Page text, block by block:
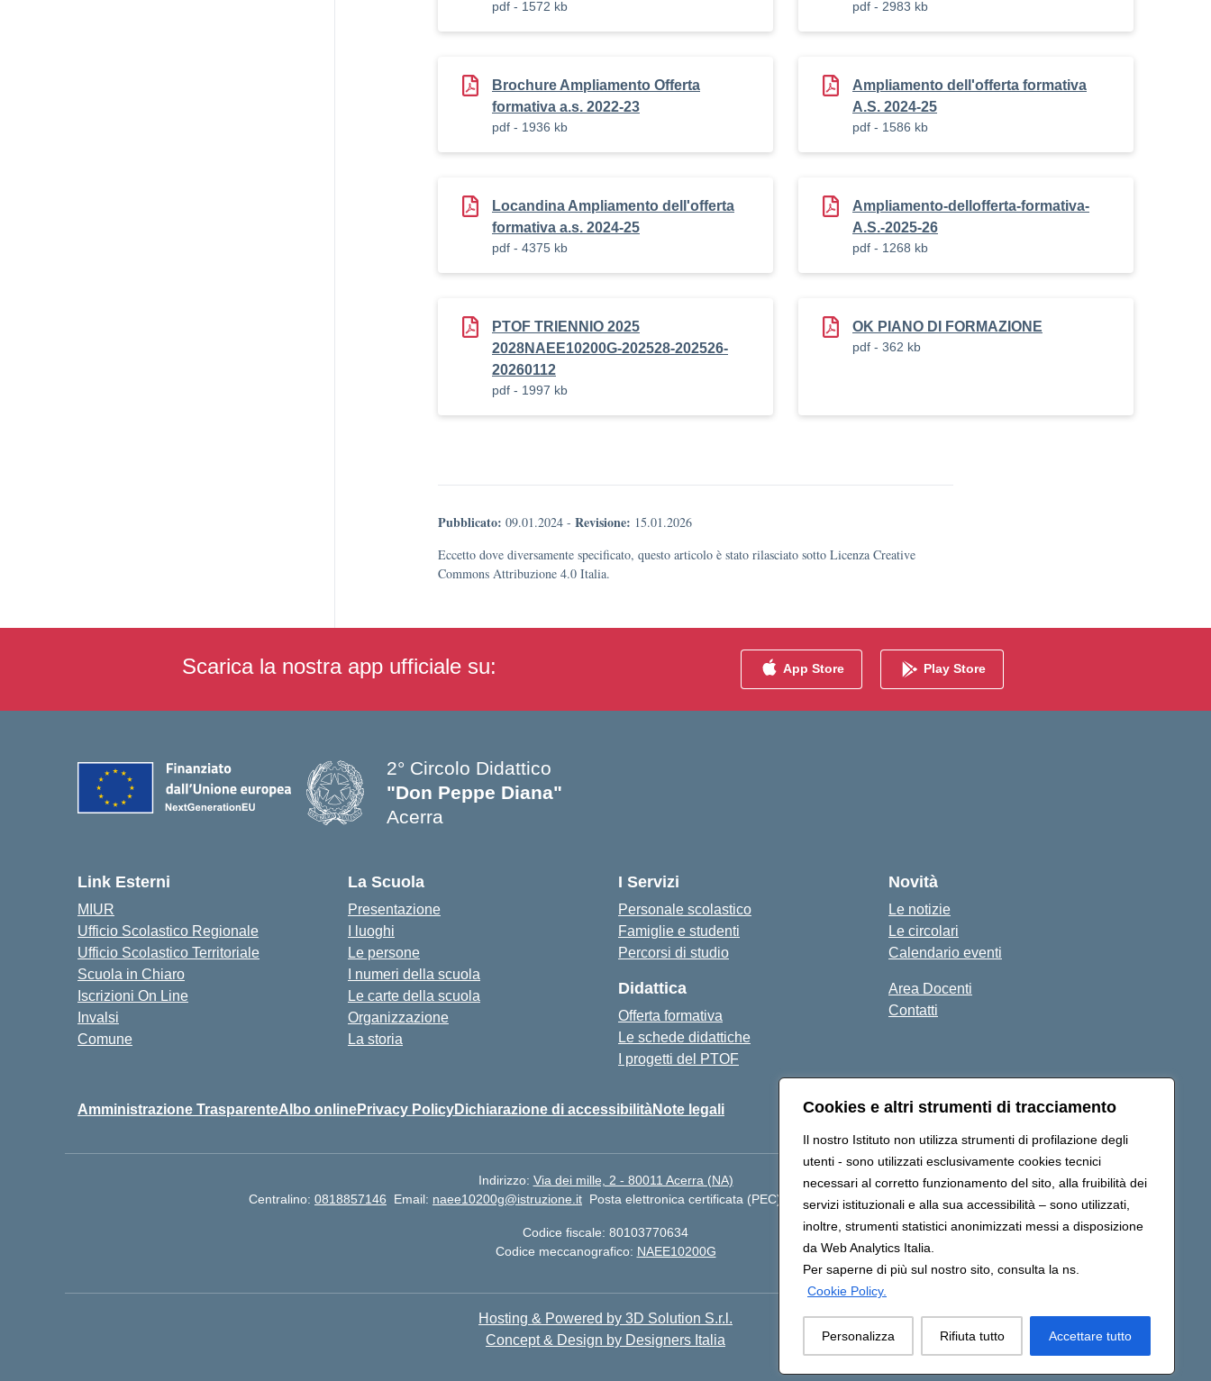
Cookies e altri strumenti di tracciamento
Il nostro Istituto non utilizza strumenti di profilazione degli
utenti - sono utilizzati esclusivamente cookies tecnici
necessari al corretto funzionamento del sito, alla fruibilità dei
servizi istituzionali e alla sua accessibilità – sono utilizzati,
inoltre, strumenti statistici anonimizzati messi a disposizione
da Web Analytics Italia.
Per saperne di più sul nostro sito, consulta la ns.
Cookie Policy.
Personalizza Rifiuta tutto Accettare tutto
pdf - 1572 kb pdf - 2983 kb
Brochure Ampliamento Offerta
formativa a.s. 2022-23
pdf - 1936 kb
Ampliamento dell'offerta formativa
A.S. 2024-25
pdf - 1586 kb
Locandina Ampliamento dell'offerta
formativa a.s. 2024-25
pdf - 4375 kb
Ampliamento-dellofferta-formativa-
A.S.-2025-26
pdf - 1268 kb
PTOF TRIENNIO 2025
2028NAEE10200G-202528-202526-
20260112
pdf - 1997 kb
OK PIANO DI FORMAZIONE
pdf - 362 kb
Pubblicato: 09.01.2024 - Revisione: 15.01.2026
Eccetto dove diversamente specificato, questo articolo è stato rilasciato sotto Licenza Creative
Commons Attribuzione 4.0 Italia.
Scarica la nostra app ufficiale su: App Store Play Store
2° Circolo Didattico
"Don Peppe Diana"
Acerra
Link Esterni
MIUR
Ufficio Scolastico Regionale
Ufficio Scolastico Territoriale
Scuola in Chiaro
Iscrizioni On Line
Invalsi
Comune
La Scuola
Presentazione
I luoghi
Le persone
I numeri della scuola
Le carte della scuola
Organizzazione
La storia
I Servizi
Personale scolastico
Famiglie e studenti
Percorsi di studio
Didattica
Offerta formativa
Le schede didattiche
I progetti del PTOF
Novità
Le notizie
Le circolari
Calendario eventi
Area Docenti
Contatti
Amministrazione TrasparenteAlbo onlinePrivacy PolicyDichiarazione di accessibilitàNote legali Seguici su:
Indirizzo: Via dei mille, 2 - 80011 Acerra (NA)
Centralino: 0818857146 Email: naee10200g@istruzione.it Posta elettronica certificata (PEC): naee10200g@pec.istruzione.it
Codice fiscale: 80103770634
Codice meccanografico: NAEE10200G
Hosting & Powered by 3D Solution S.r.l.
Concept & Design by Designers Italia